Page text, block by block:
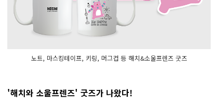
노트, 마스킹테이프, 키링, 머그컵 등 해치&소울프렌즈 굿즈
'해치와 소울프렌즈' 굿즈가 나왔다!